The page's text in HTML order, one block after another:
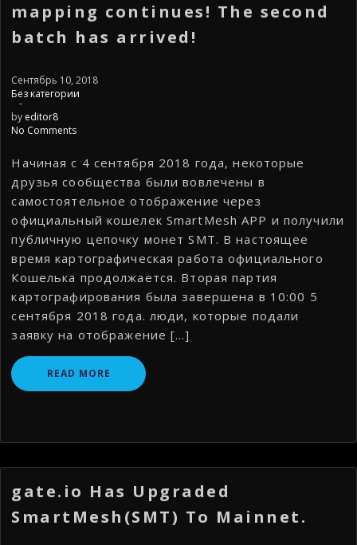
mapping continues! The second
batch has arrived!
Сентябрь 10, 2018
Без категории
-
by editor8
No Comments
Начиная с 4 сентября 2018 года, некоторые
друзья сообщества были вовлечены в
самостоятельное отображение через
официальный кошелек SmartMesh APP и получили
публичную цепочку монет SMT. В настоящее
время картографическая работа официального
Кошелька продолжается. Вторая партия
картографирования была завершена в 10:00 5
сентября 2018 года. люди, которые подали
заявку на отображение […]
READ MORE
gate.io Has Upgraded
SmartMesh(SMT) To Mainnet.